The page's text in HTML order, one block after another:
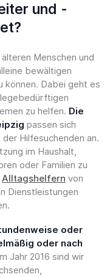
und -
Menschen und
bewältigen
können. Dabei geht es
zu helfen. Die
passen sich
Hilfesuchenden an.
im Haushalt,
oder Familien zu
Alltagshelfern von
Dienstleistungen
oder
oder nach
Jahr 2016 sind wir